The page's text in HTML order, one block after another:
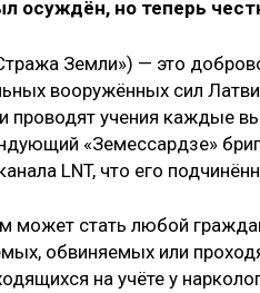
осуждён, но теперь
Земли») — это
вооружённых сил
проводят учения каждые
«Земессардзе»
LNT, что его
может стать любой
обвиняемых или
на учёте у